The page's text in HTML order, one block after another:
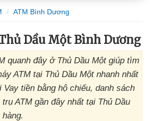
ATM Bình Dương
Dầu Một Bình Dương
quanh đây ở Thủ Dầu Một giúp tìm
ATM tại Thủ Dầu Một nhanh nhất
tiền bằng hộ chiếu, danh sách
ATM gần đây nhất tại Thủ Dầu